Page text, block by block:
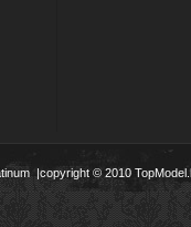
|copyright © 2010